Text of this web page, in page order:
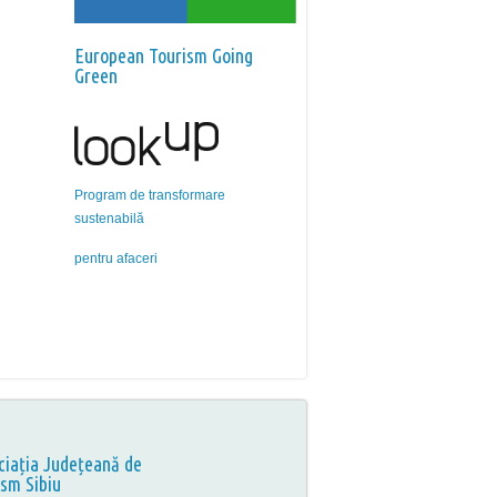
European Tourism Going
Green
Program de transformare
sustenabilă
pentru afaceri
Județeană de
Sibiu